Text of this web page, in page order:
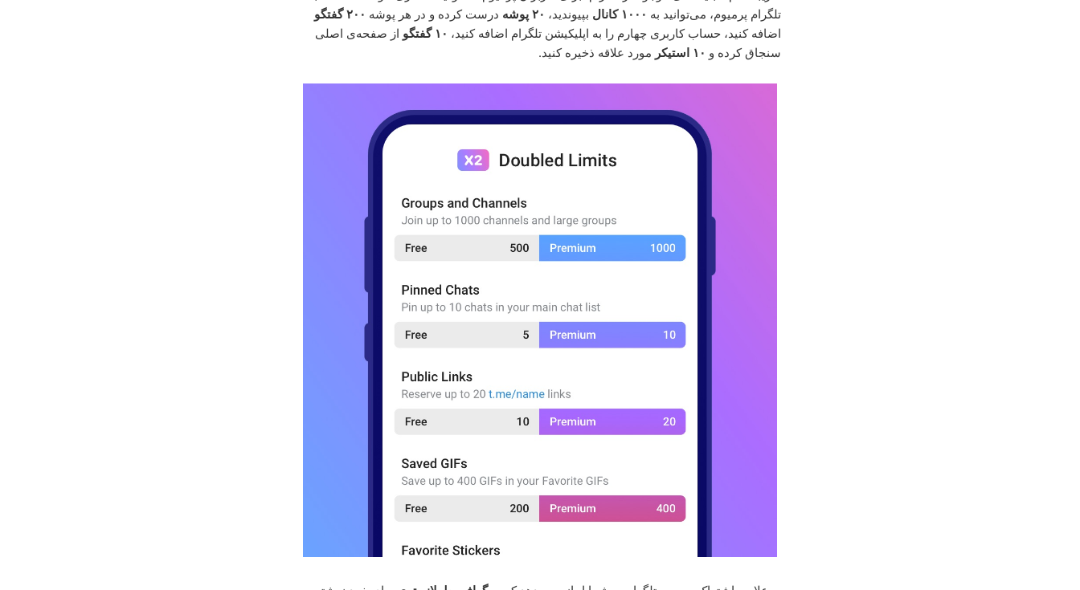
تلگرام پرمیوم، می‌توانید به ۱۰۰۰ کانال بپیوندید، ۲۰ پوشه درست کرده و در هر پوشه ۲۰۰ گفتگو
اضافه کنید، حساب کاربری چهارم را به اپلیکیشن تلگرام اضافه کنید، ۱۰ گفتگو
از صفحه‌ی اصلی
سنجاق کرده و ۱۰ استیکر مورد علاقه ذخیره کنید.